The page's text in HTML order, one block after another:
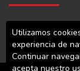
Utilizamos
experiencia de
Continuar
acepta nuestro